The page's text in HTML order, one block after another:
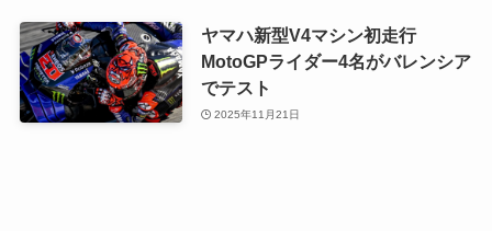
ヤマハ新型V4マシン初走行
MotoGPライダー4名がバレンシア
でテスト
2025年11月21日